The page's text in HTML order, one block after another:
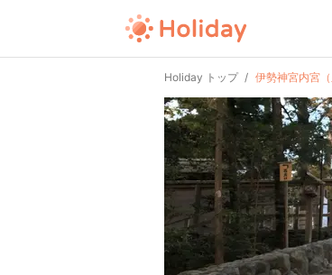
Holiday トップ 伊勢神宮内宮（